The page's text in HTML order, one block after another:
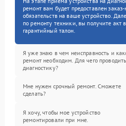
ремонт вам будет предоставлен
обязательств на ваше устройство.
по ремонту техники, вы получите акт
гарантийный талон.
Я уже знаю в чем неисправность и
ремонт необходим. Для чего проводить
диагностику?
Мне нужен срочный ремонт. Сможете
сделать?
Я хочу, чтобы мое устройство
ремонтировали при мне.